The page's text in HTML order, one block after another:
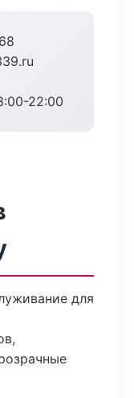
22:00
для